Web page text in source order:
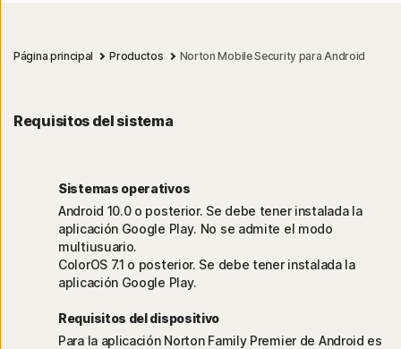
Página principal Productos Norton Mobile Security para Android
Requisitos del sistema
Sistemas operativos
Android 10.0 o posterior. Se debe tener instalada la
aplicación Google Play. No se admite el modo
multiusuario.
ColorOS 7.1 o posterior. Se debe tener instalada la
aplicación Google Play.
Requisitos del dispositivo
Para la aplicación Norton Family Premier de Android es